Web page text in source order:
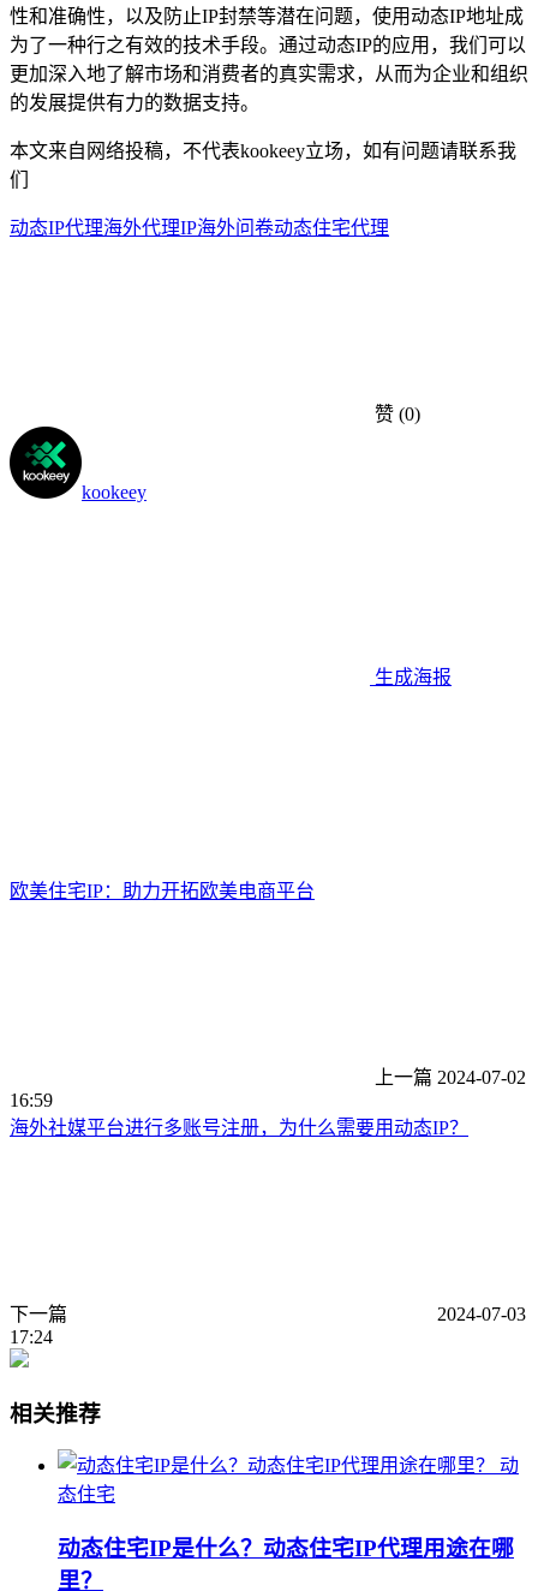
性和准确性，以及防止IP封禁等潜在问题，使用动态IP地址成
为了一种行之有效的技术手段。通过动态IP的应用，我们可以
更加深入地了解市场和消费者的真实需求，从而为企业和组织
的发展提供有力的数据支持。
本文来自网络投稿，不代表kookeey立场，如有问题请联系我
们
动态IP代理海外代理IP海外问卷动态住宅代理
赞 (0)
kookeey
生成海报
欧美住宅IP：助力开拓欧美电商平台
上一篇 2024-07-02
16:59
海外社媒平台进行多账号注册，为什么需要用动态IP？
下一篇
2024-07-03
17:24
相关推荐
动
态住宅
动态住宅IP是什么？动态住宅IP代理用途在哪
里？